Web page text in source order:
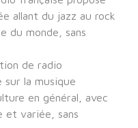
allant du jazz au rock
du monde, sans
de radio
sur la musique
en général, avec
et variée, sans